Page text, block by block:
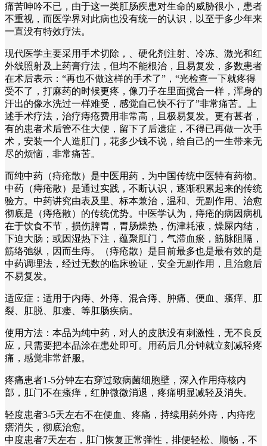
痛苦呻吟不已，由于这一类肛肠疾患对生命的威胁很小，患者
不重视，而医学界对此病也没有统一的认识，以至于多少年来
一直没有特效疗法。
现代医学主要采用手术切除，、硬化剂注射、冷冻、激光和红
外线照射及上药膏疗法，但均不能根治，且易复发，多数患者
在术后表示：“再也不做这样的手术了”，“光检查一下就疼得
受不了，打麻药的时候更疼，像刀子在里面搅合一样，浑身的
汗出的像水洗过一样难受，感觉自己快不行了”非常痛苦。上
述手术疗法，治疗痔疮费用非常高，且极易复发。更有甚者，
有的患者术后管不住大便，留下了后遗症，不得已再做一次手
术，安装一个人造肛门，花多少钱不说，给自己的一生带来无
尽的烦恼，非常痛苦。
而纯中药（痔疮散）是中医用药，为中国传统中医特有药物。
中药（痔疮散）是通过实践，不断认识，逐渐积累起来的传统
验方。中药讲究由表及里、标本兼治，温和、无副作用、治愈
彻底是（痔疮散）的传统优势。中医学认为，痔疮的病因病机
在于饮食不节，损伤脾胃，胃肠燥热，伤津耗液，燥屎内结，
下迫大肠；或因湿热下注，蕴聚肛门，气滞血瘀，筋脉阻隔，
筋络弛纵，因而生痔。（痔疮散）是目前最多也是最有效的是
中药调理法，经过无数的临床验证，安全无副作用，且治愈后
不易复发。
适应症：适用于内痔、外痔、混合痔、肿痛、便血、瘙痒、肛
裂、肛脱、肛瘘、等肛肠疾病。
使用方法：本品为纯中药，对人的皮肤没有刺激性，无不良反
应，只需要把本品涂在患处即可。用药后几分钟就立刻减轻疼
痛，感觉非常舒服。
疼痛患者1-5分钟左右穿过致病菌细胞壁，深入作用痔核内
部，肛门不在瘙痒，红肿微微消退，疼痛明显减轻及消失。
轻度患者3-5天左右不在便血、疼痛，持续用药外痔，内痔疙
瘩消失，彻底治愈。
中度患者7天左右，肛门恢复正常弹性，排便轻松、顺畅，不